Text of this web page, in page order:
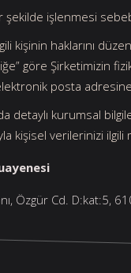
şekilde işlenmesi
kişinin haklarını
göre Şirketimizin
posta
kurumsal
kişisel verilerinizi
Özgür Cd. D:kat:5,